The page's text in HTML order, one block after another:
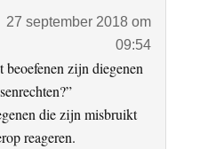
27 september 2018 om
09:54
beoefenen zijn diegenen
die zijn misbruikt
reageren.